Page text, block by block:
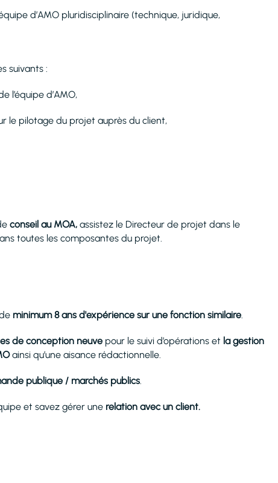
d’AMO pluridisciplinaire (technique, juridique,
suivants :
l’équipe d’AMO,
le pilotage du projet auprès du client,
conseil au MOA, assistez le Directeur de projet dans le
toutes les composantes du projet.
minimum 8 ans d'expérience sur une fonction similaire.
de conception neuve pour le suivi d’opérations et la gestion
ainsi qu’une aisance rédactionnelle.
publique / marchés publics.
et savez gérer une relation avec un client.